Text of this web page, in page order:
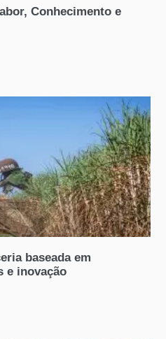
Conhecimento e
baseada em
e inovação